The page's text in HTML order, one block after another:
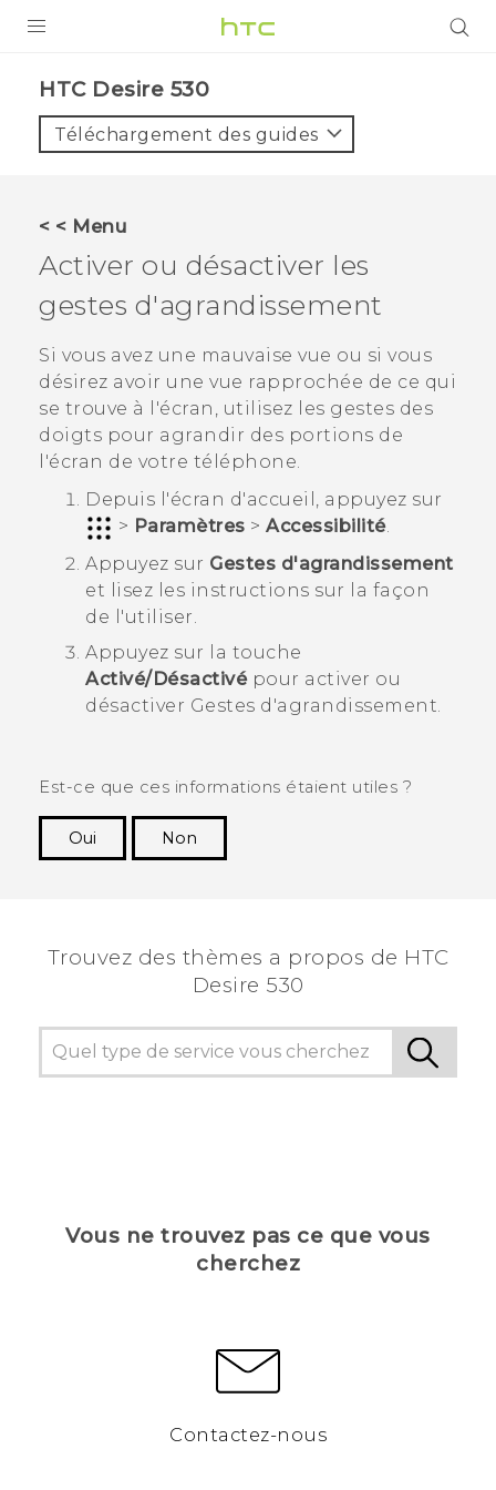
VIVE
VIVERSE
ASSISTANCE
Appareils HTC & Accessoires
HTC Desire 530‎
Téléchargement des guides
< < Menu
Activer ou désactiver les
gestes d'agrandissement
Si vous avez une mauvaise vue ou si vous
désirez avoir une vue rapprochée de ce qui
se trouve à l'écran, utilisez les gestes des
doigts pour agrandir des portions de
l'écran de votre téléphone.
Depuis l'écran d'accueil , appuyez sur
> Paramètres > Accessibilité.
Appuyez sur Gestes d'agrandissement
et lisez les instructions sur la façon
de l'utiliser.
Appuyez sur la touche
Activé/Désactivépour activer ou
désactiver Gestes d'agrandissement.
Est-ce que ces informations étaient utiles ?
Oui
Non
Trouvez des thèmes a propos de HTC
Desire 530
Vous ne trouvez pas ce que vous
cherchez
Contactez-nous